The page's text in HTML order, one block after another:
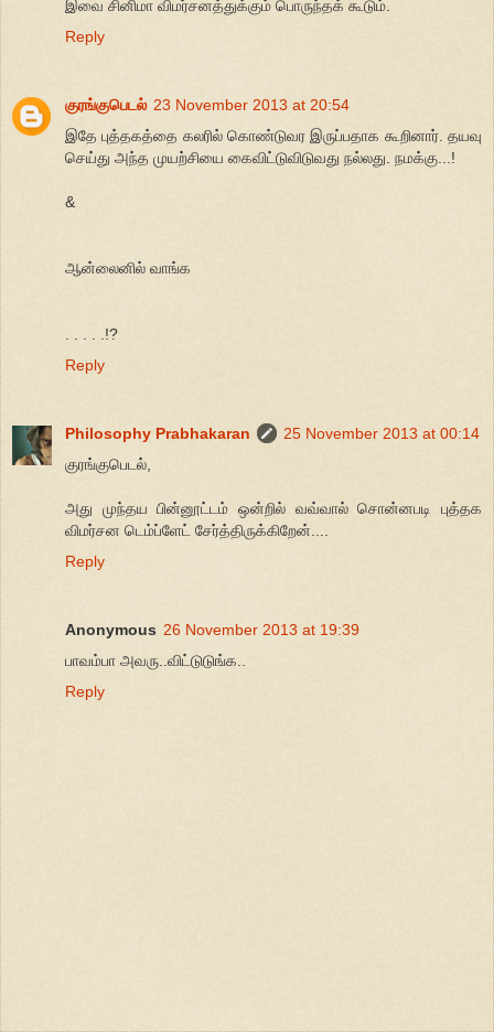
இவை சினிமா விமர்சனத்துக்கும் பொருந்தக் கூடும்.
Reply
குரங்குபெடல் 23 November 2013 at 20:54
இதே புத்தகத்தை கலரில் கொண்டுவர இருப்பதாக கூறினார். தயவு
செய்து அந்த முயற்சியை கைவிட்டுவிடுவது நல்லது. நமக்கு...!
&
ஆன்லைனில் வாங்க
. . . . .!?
Reply
Philosophy Prabhakaran
25 November 2013 at 00:14
குரங்குபெடல்,
அது முந்தய பின்னூட்டம் ஒன்றில் வவ்வால் சொன்னபடி புத்தக
விமர்சன டெம்ப்ளேட் சேர்த்திருக்கிறேன்....
Reply
Anonymous 26 November 2013 at 19:39
பாவம்பா அவரு..விட்டுடுங்க..
Reply